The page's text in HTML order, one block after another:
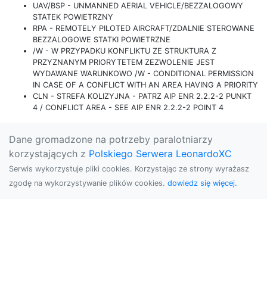
UAV/BSP - UNMANNED AERIAL VEHICLE/BEZZALOGOWY
STATEK POWIETRZNY
RPA - REMOTELY PILOTED AIRCRAFT/ZDALNIE STEROWANE
BEZZALOGOWE STATKI POWIETRZNE
/W - W PRZYPADKU KONFLIKTU ZE STRUKTURA Z
PRZYZNANYM PRIORYTETEM ZEZWOLENIE JEST
WYDAWANE WARUNKOWO /W - CONDITIONAL PERMISSION
IN CASE OF A CONFLICT WITH AN AREA HAVING A PRIORITY
CLN - STREFA KOLIZYJNA - PATRZ AIP ENR 2.2.2-2 PUNKT
4 / CONFLICT AREA - SEE AIP ENR 2.2.2-2 POINT 4
Dane gromadzone na potrzeby paralotniarzy
korzystających z Polskiego Serwera LeonardoXC
Serwis wykorzystuje pliki cookies. Korzystając ze strony wyrażasz
zgodę na wykorzystywanie plików cookies. dowiedz się więcej.